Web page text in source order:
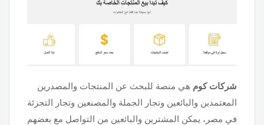
شركات كوم هي منصة للبحث عن المنتجات والمصدرين
المعتمدين والبائعين وتجار الجملة والمصنعين وتجار التجزئة
في مصر، يمكن المشترين والبائعين من التواصل مع بعضهم